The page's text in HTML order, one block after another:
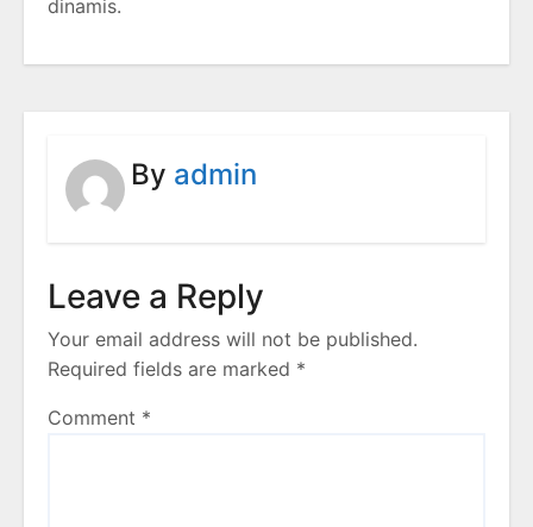
dinamis.
By admin
Leave a Reply
Your email address will not be published.
Required fields are marked *
Comment *